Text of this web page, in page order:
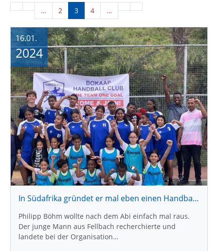
… 2 3 4 …
In Südafrika gründet er mal eben einen Handballverein
Philipp Böhm wollte nach dem Abi einfach mal raus.
Der junge Mann aus Fellbach recherchierte und
landete bei der Organisation…
16.01.
2024